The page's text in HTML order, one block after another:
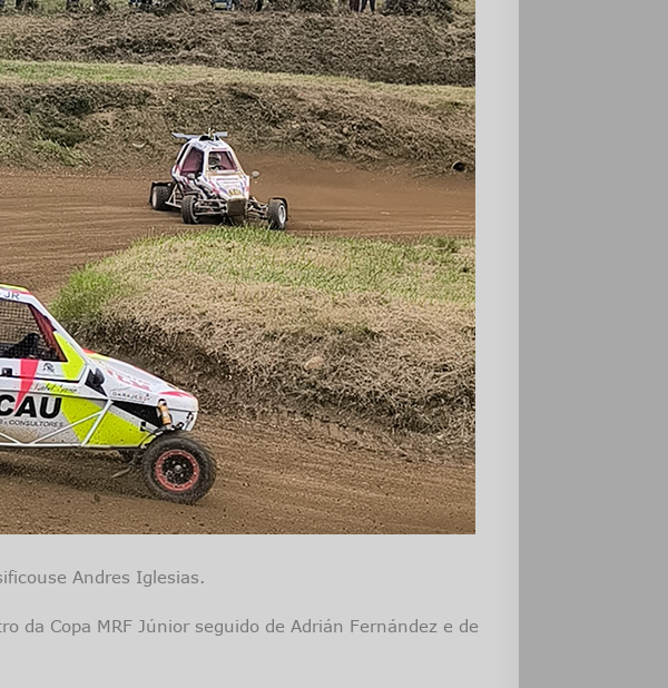
Andres Iglesias.
da Copa MRF Júnior seguido de Adrián Fernández e de